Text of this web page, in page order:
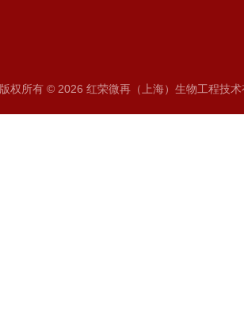
版权所有 © 2026 红荣微再（上海）生物工程技